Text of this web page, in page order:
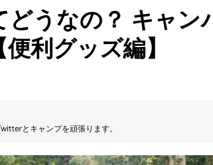
うなの？ キャン
利グッズ編】
とキャンプを頑張ります。